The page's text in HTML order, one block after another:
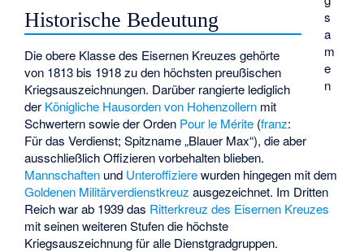
s
a
m
e
n
Historische Bedeutung
Die obere Klasse des Eisernen Kreuzes gehörte
von 1813 bis 1918 zu den höchsten preußischen
Kriegsauszeichnungen. Darüber rangierte lediglich
der Königliche Hausorden von Hohenzollern mit
Schwertern sowie der Orden Pour le Mérite (franz:
Für das Verdienst; Spitzname „Blauer Max“), die aber
ausschließlich Offizieren vorbehalten blieben.
Mannschaften und Unteroffizierewurden hingegen mit dem
Goldenen Militärverdienstkreuz ausgezeichnet. Im Dritten
Reich war ab 1939 das Ritterkreuz des Eisernen Kreuzes
mit seinen weiteren Stufen die höchste
Kriegsauszeichnung für alle Dienstgradgruppen.